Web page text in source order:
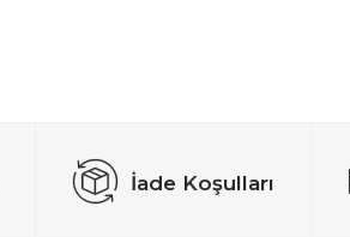
İade Koşulları